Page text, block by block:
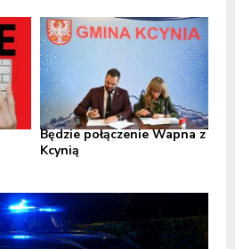
Będzie połączenie Wapna z
Kcynią